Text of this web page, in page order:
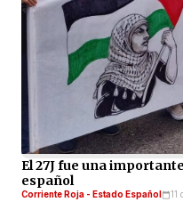
El 27J fue una
español
Corriente Roja - Estado Español 11